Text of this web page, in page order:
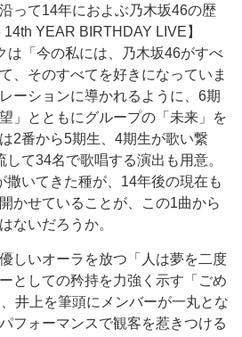
って14年におよぶ乃木坂46の歴
YEAR BIRTHDAY LIVE】
は「今の私には、乃木坂46がすべ
、そのすべてを好きになっていま
ーションに導かれるように、6期
」とともにグループの「未来」を
2番から5期生、4期生が歌い繋
て34名で歌唱する演出も用意。
撒いてきた種が、14年後の現在も
かせていることが、この1曲から
ないだろうか。
しいオーラを放つ「人は夢を二度
としての矜持を力強く示す「ごめ
井上を筆頭にメンバーが一丸とな
フォーマンスで観客を惹きつける